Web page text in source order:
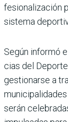
fesionalización
sis­tema
Según informó
cias del
gestio­narse a
serán